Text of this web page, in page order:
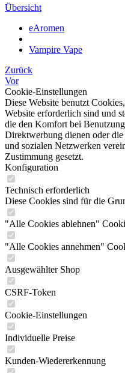
Übersicht
eAromen
Vampire Vape
Zurück
Vor
Cookie-Einstellungen
Diese Website benutzt
Website erforderlich sind und
die den Komfort bei
Direktwerbung dienen oder
und sozialen Netzwerken
Zustimmung gesetzt.
Konfiguration
Technisch erforderlich
Diese Cookies sind für die
"Alle Cookies ablehnen"
"Alle Cookies annehmen"
Ausgewählter Shop
CSRF-Token
Cookie-Einstellungen
Individuelle Preise
Kunden-Wiedererkennung